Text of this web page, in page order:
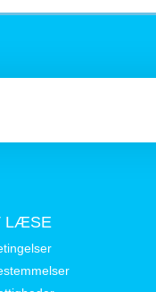
LÆSE